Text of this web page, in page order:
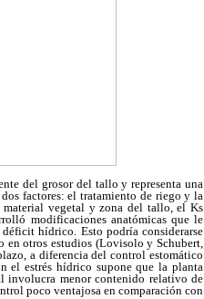
del grosor del tallo y representa una
factores: el tratamiento de riego y la
material vegetal y zona del tallo, el Ks
modificaciones anatómicas que le
hídrico. Esto podría considerarse
en otros estudios (Lovisolo y Schubert,
a diferencia del control estomático
el estrés hídrico supone que la planta
involucra menor contenido relativo de
poco ventajosa en comparación con